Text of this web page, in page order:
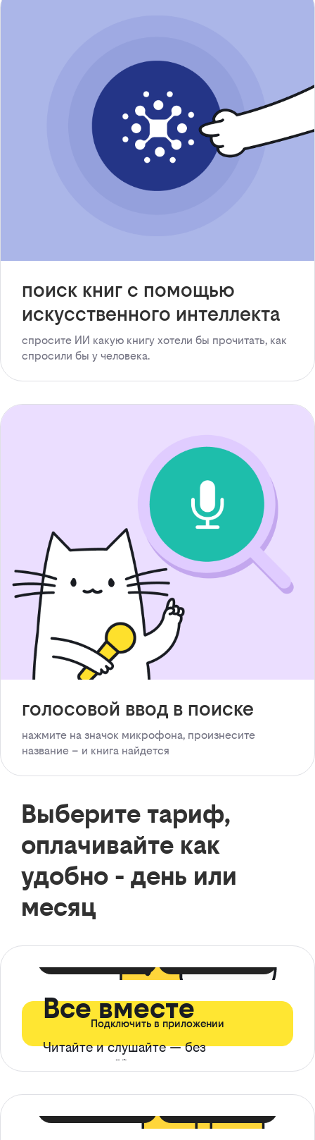
поиск книг с помощью
искусственного интеллекта
спросите ИИ какую книгу хотели бы прочитать, как
спросили бы у человека.
голосовой ввод в поиске
нажмите на значок микрофона, произнесите
название – и книга найдется
Выберите тариф,
оплачивайте как
удобно - день или
месяц
Все вместе
Читайте и слушайте — без
ограничений*
Подключить в приложении